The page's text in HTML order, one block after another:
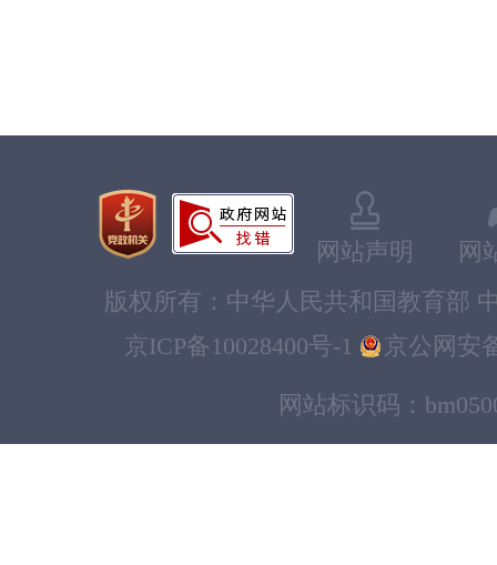
网站声明
网
版权所有：中华人民共和国教育部
京ICP备10028400号-1
京公网安
网站标识码：